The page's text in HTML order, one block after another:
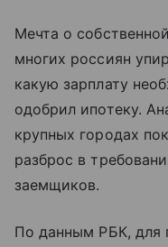
Мечта о собственной
многих россиян
какую зарплату
одобрил ипотеку.
крупных городах
разброс в
заемщиков.
По данным РБК, для